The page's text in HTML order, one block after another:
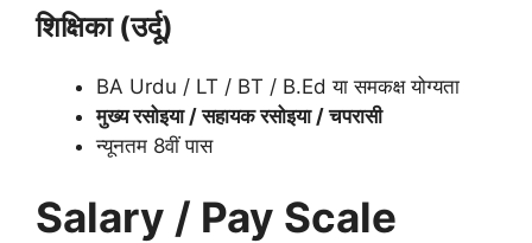
शिक्षिका (उर्दू)
BA Urdu / LT / BT / B.Ed या समकक्ष योग्यता
मुख्य रसोइया / सहायक रसोइया / चपरासी
न्यूनतम 8वीं पास
Salary / Pay Scale